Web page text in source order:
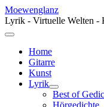
Moewenglanz
Lyrik - Virtuelle Welten -
Home
Gitarre
Kunst
Lyrik
Best of
Hörgedichte